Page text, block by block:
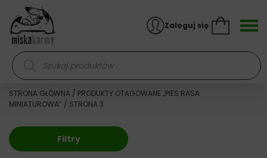
Skocz do treści
Wyszukiwarka produktów
Zaloguj się
STRONA GŁÓWNA / PRODUKTY OTAGOWANE „PIES RASA
MINIATUROWA” / STRONA 3
Filtry